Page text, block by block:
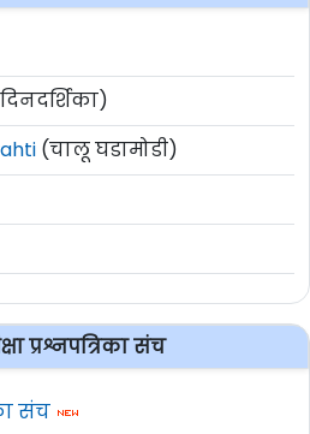
(चालू घडामोडी)
प्रश्नपत्रिका संच
संच